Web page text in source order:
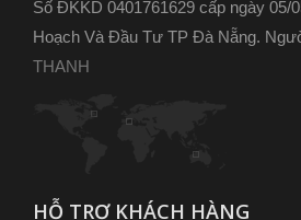
Số ĐKKD 0401761629 cấp ngày 05/
Hoạch Và Đầu Tư TP Đà Nẵng.
THANH
HỖ TRỢ KHÁCH HÀNG